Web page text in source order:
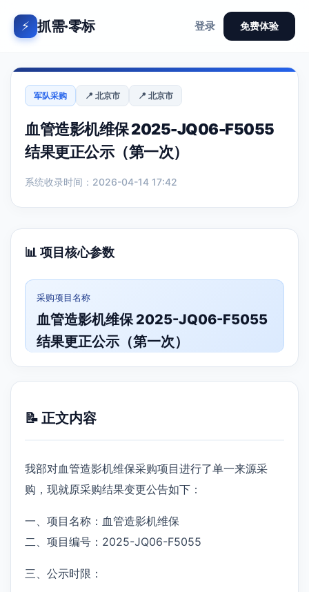
⚡ 抓需·零标 登录 免费体验
军队采购 📍 北京市 📍 北京市
血管造影机维保 2025-JQ06-F5055
结果更正公示（第一次）
系统收录时间：2026-04-14 17:42
📊 项目核心参数
采购项目名称
血管造影机维保 2025-JQ06-F5055
结果更正公示（第一次）
📝 正文内容
我部对血管造影机维保采购项目进行了单一来源采
购，现就原采购结果变更公告如下：
一、项目名称：血管造影机维保
二、项目编号：2025-JQ06-F5055
三、公示时限：